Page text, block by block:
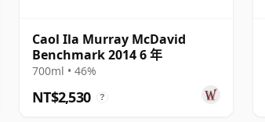
Caol Ila Murray McDavid
Benchmark 2014 6 年
700ml • 46%
NT$2,530 ?